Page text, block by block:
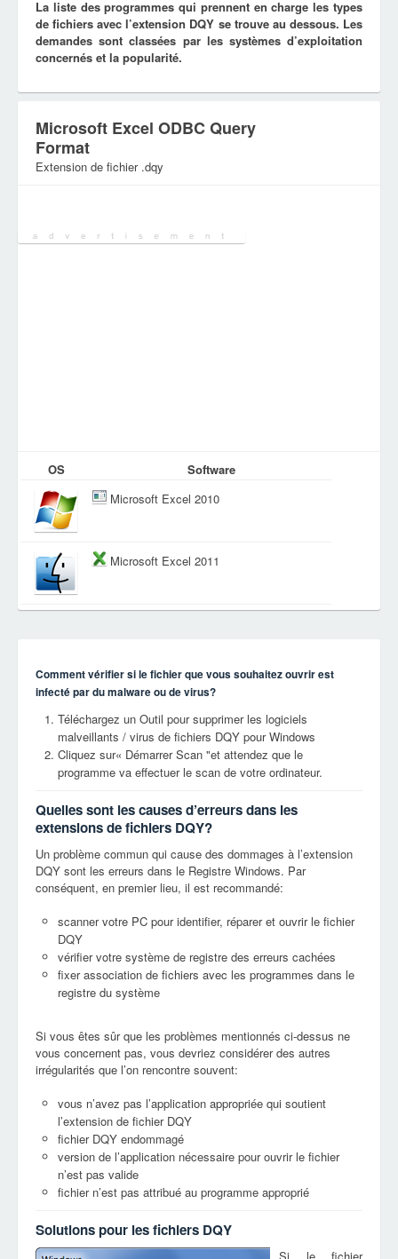
La liste des programmes qui prennent en charge les types
de fichiers avec l’extension DQY se trouve au dessous. Les
demandes sont classées par les systèmes d’exploitation
concernés et la popularité.
Microsoft Excel ODBC Query
Format
Extension de fichier .dqy
OS
Software
Microsoft Excel 2010
Microsoft Excel 2011
Comment vérifier si le fichier que vous souhaitez ouvrir est
infecté par du malware ou de virus?
Téléchargez un Outil pour supprimer les logiciels
malveillants / virus de fichiers DQY pour Windows
Cliquez sur« Démarrer Scan "et attendez que le
programme va effectuer le scan de votre ordinateur.
Quelles sont les causes d’erreurs dans les
extensions de fichiers DQY?
Un problème commun qui cause des dommages à l’extension
DQY sont les erreurs dans le Registre Windows. Par
conséquent, en premier lieu, il est recommandé:
scanner votre PC pour identifier, réparer et ouvrir le fichier
DQY
vérifier votre système de registre des erreurs cachées
fixer association de fichiers avec les programmes dans le
registre du système
Si vous êtes sûr que les problèmes mentionnés ci-dessus ne
vous concernent pas, vous devriez considérer des autres
irrégularités que l’on rencontre souvent:
vous n’avez pas l’application appropriée qui soutient
l’extension de fichier DQY
fichier DQY endommagé
version de l’application nécessaire pour ouvrir le fichier
n’est pas valide
fichier n’est pas attribué au programme approprié
Solutions pour les fichiers DQY